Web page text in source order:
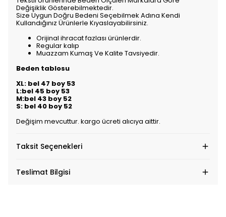
Değişiklik Gösterebilmektedir.
Size Uygun Doğru Bedeni Seçebilmek Adına Kendi
Kullandığınız Ürünlerle Kıyaslayabilirsiniz.
Orijinal ihracat fazlası ürünlerdir.
Regular kalıp
Muazzam Kumaş Ve Kalite Tavsiyedir.
Beden tablosu
XL: bel 47 boy 53
L:bel 45 boy 53
M:bel 43 boy 52
S: bel 40 boy 52
Değişim mevcuttur. kargo ücreti alıcıya aittir.
Taksit Seçenekleri
Teslimat Bilgisi